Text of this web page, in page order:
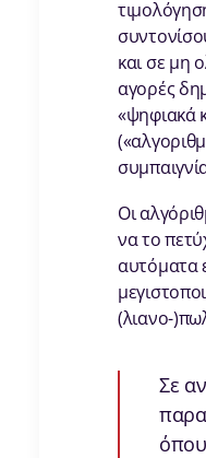
και σε μη
αγορές
«ψηφιακά
Οι
να το
αυτόματα
(λιανο-
Σε